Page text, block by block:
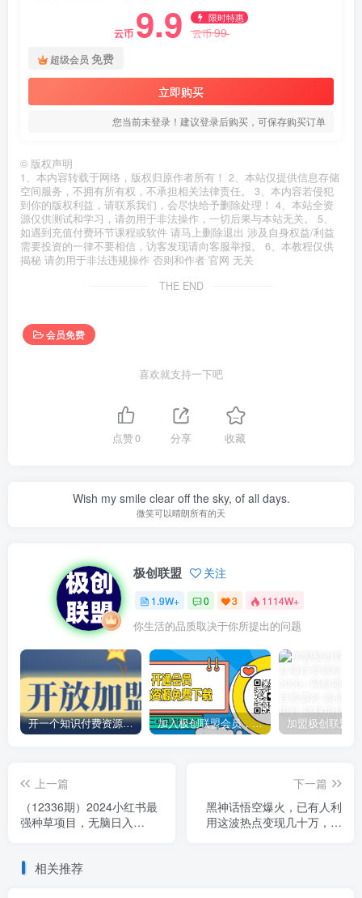
云币 9.9 限时特惠
云币99
超级会员 免费
立即购买
您当前未登录！建议登录后购买，可保存购买订单
© 版权声明
1、本内容转载于网络，版权归原作者所有！ 2、本站仅提供信息存储
空间服务，不拥有所有权，不承担相关法律责任。 3、本内容若侵犯
到你的版权利益，请联系我们，会尽快给予删除处理！ 4、本站全资
源仅供测试和学习，请勿用于非法操作，一切后果与本站无关。 5、
如遇到充值付费环节课程或软件 请马上删除退出 涉及自身权益/利益
需要投资的一律不要相信，访客发现请向客服举报。 6、本教程仅供
揭秘 请勿用于非法违规操作 否则和作者 官网 无关
THE END
会员免费
喜欢就支持一下吧
点赞0 分享 收藏
Wish my smile clear off the sky, of all days.
微笑可以晴朗所有的天
极创联盟 关注
1.9W+ 0 3 1114W+
你生活的品质取决于你所提出的问题
开一个知识付费资源网站，小白也能日入1000+ 加入极创联盟会员，全站资源免费学习。
上一篇
（12336期）2024小红书最
强种草项目，无脑日入
下一篇
黑神话悟空爆火，已有人利
用这波热点变现几十万，普
相关推荐